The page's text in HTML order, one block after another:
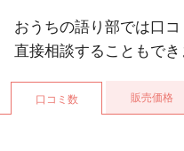
おうちの語り部では口
直接相談することもでき
口コミ数 販売価格